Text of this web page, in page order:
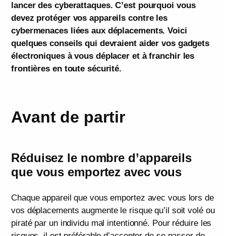
lancer des cyberattaques. C’est pourquoi vous
devez protéger vos appareils contre les
cybermenaces liées aux déplacements. Voici
quelques conseils qui devraient aider vos gadgets
électroniques à vous déplacer et à franchir les
frontières en toute sécurité.
Avant de partir
Réduisez le nombre d’appareils
que vous emportez avec vous
Chaque appareil que vous emportez avec vous lors de
vos déplacements augmente le risque qu’il soit volé ou
piraté par un individu mal intentionné. Pour réduire les